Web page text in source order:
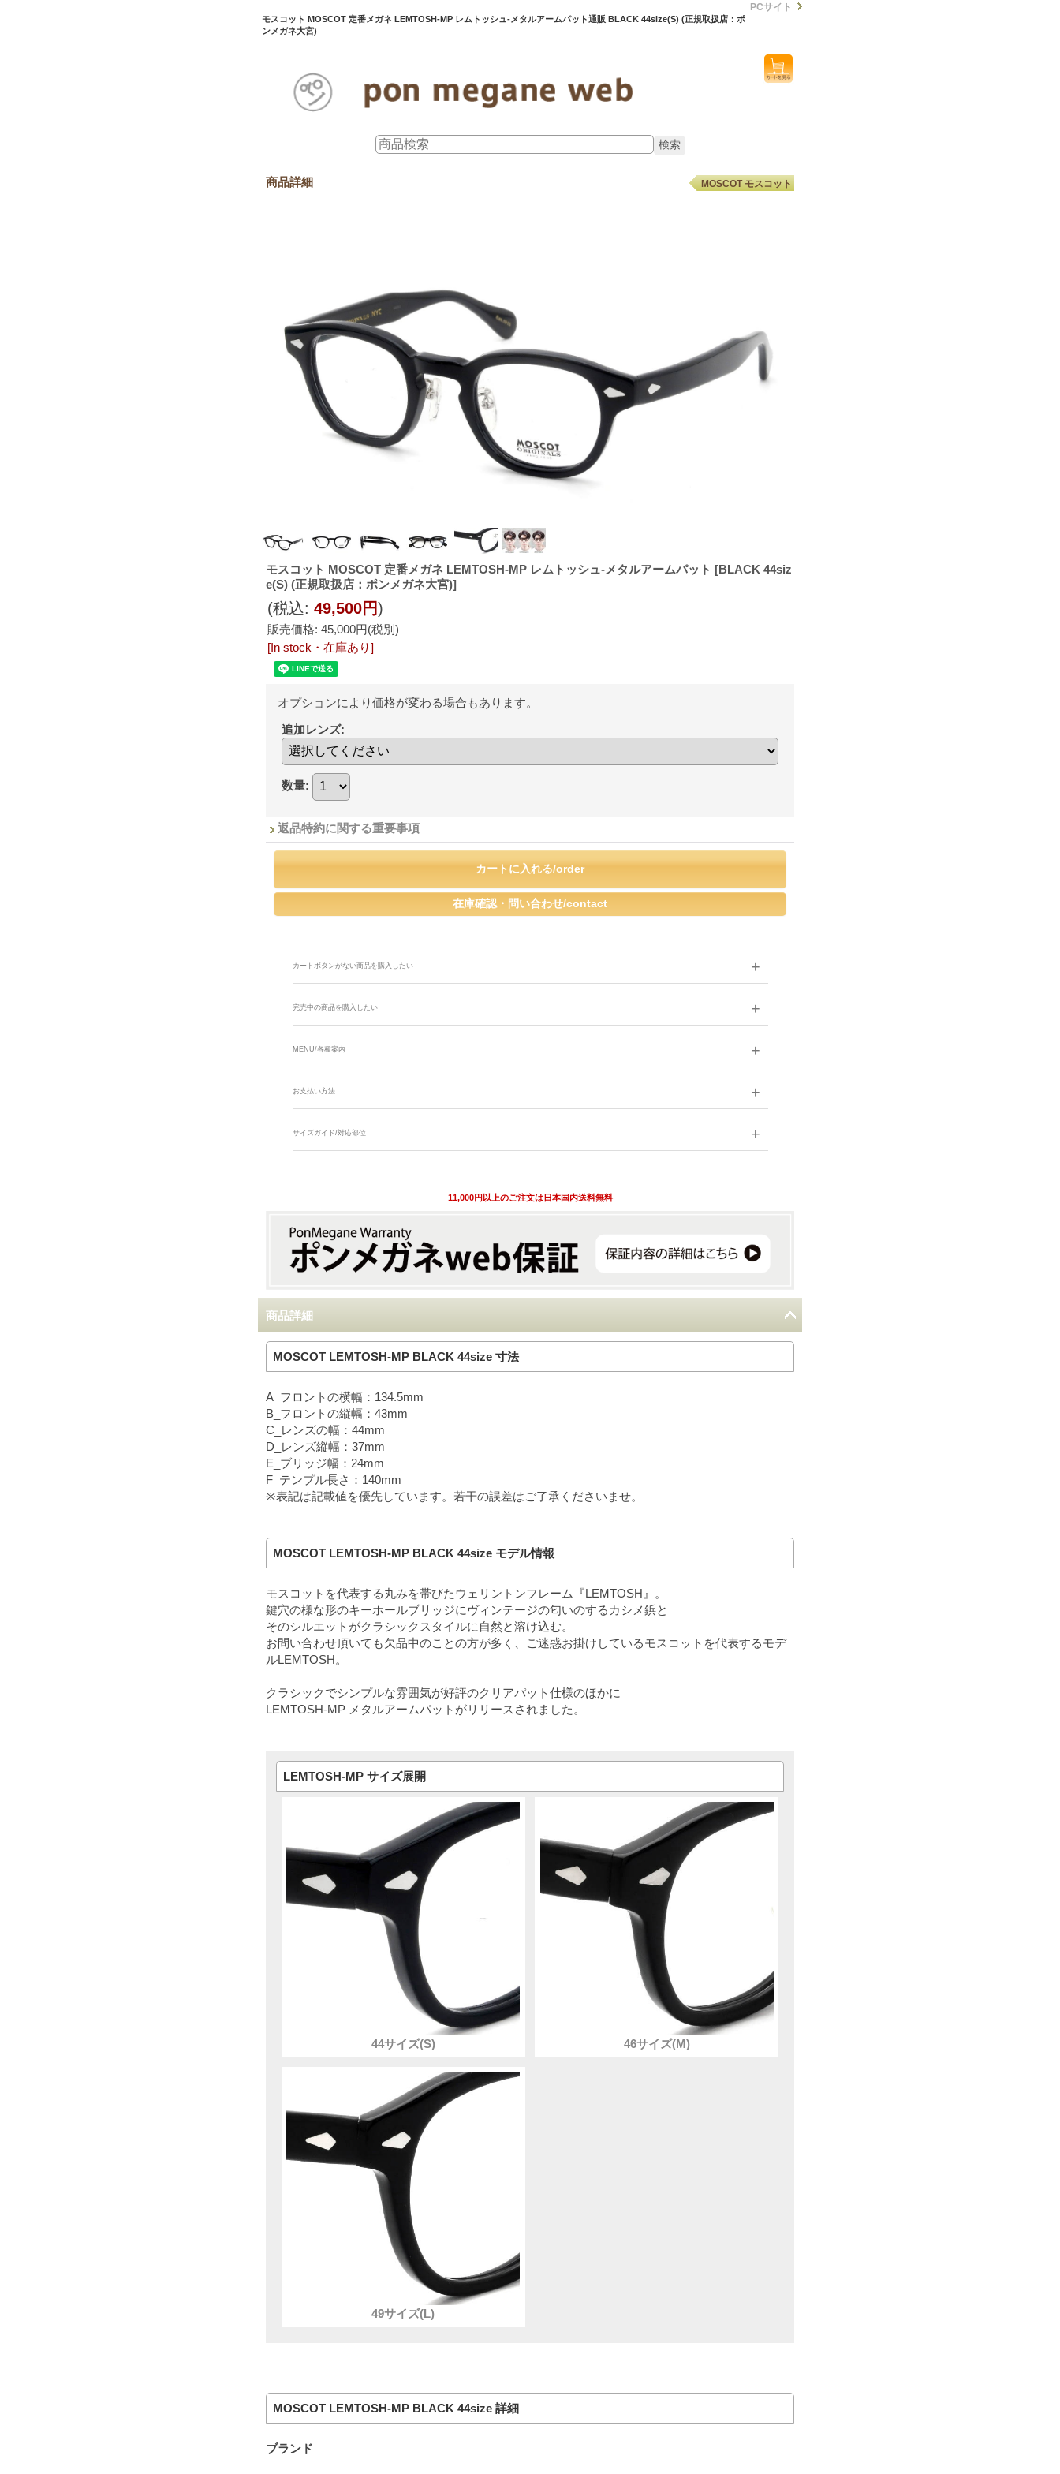
モスコット MOSCOT 定番メガネ LEMTOSH-MP レムトッシュ-メタルアームパット通販 BLACK 44size(S) (正規取扱店：ポ
ンメガネ大宮)
PCサイト
商品詳細 MOSCOT モスコット
モスコット MOSCOT 定番メガネ LEMTOSH-MP レムトッシュ-メタルアームパット [BLACK 44siz
e(S) (正規取扱店：ポンメガネ大宮)]
販売価格: 45,000円(税別)
(税込: 49,500円)
[In stock・在庫あり]
オプションにより価格が変わる場合もあります。
追加レンズ:
数量:
返品特約に関する重要事項
カートボタンがない商品を購入したい
完売中の商品を購入したい
MENU/各種案内
お支払い方法
サイズガイド/対応部位
11,000円以上のご注文は日本国内送料無料
商品詳細
MOSCOT LEMTOSH-MP BLACK 44size 寸法
A_フロントの横幅：134.5mm
B_フロントの縦幅：43mm
C_レンズの幅：44mm
D_レンズ縦幅：37mm
E_ブリッジ幅：24mm
F_テンプル長さ：140mm
※表記は記載値を優先しています。若干の誤差はご了承くださいませ。
MOSCOT LEMTOSH-MP BLACK 44size モデル情報
モスコットを代表する丸みを帯びたウェリントンフレーム『LEMTOSH』。
鍵穴の様な形のキーホールブリッジにヴィンテージの匂いのするカシメ鋲と
そのシルエットがクラシックスタイルに自然と溶け込む。
お問い合わせ頂いても欠品中のことの方が多く、ご迷惑お掛けしているモスコットを代表するモデ
ルLEMTOSH。
クラシックでシンプルな雰囲気が好評のクリアパット仕様のほかに
LEMTOSH-MP メタルアームパットがリリースされました。
LEMTOSH-MP サイズ展開
44サイズ(S) 46サイズ(M)
49サイズ(L)
MOSCOT LEMTOSH-MP BLACK 44size 詳細
ブランド